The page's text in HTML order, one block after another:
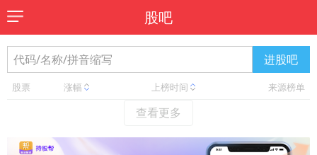
股吧
进股吧
股票 涨幅 上榜时间 来源榜单
查看更多